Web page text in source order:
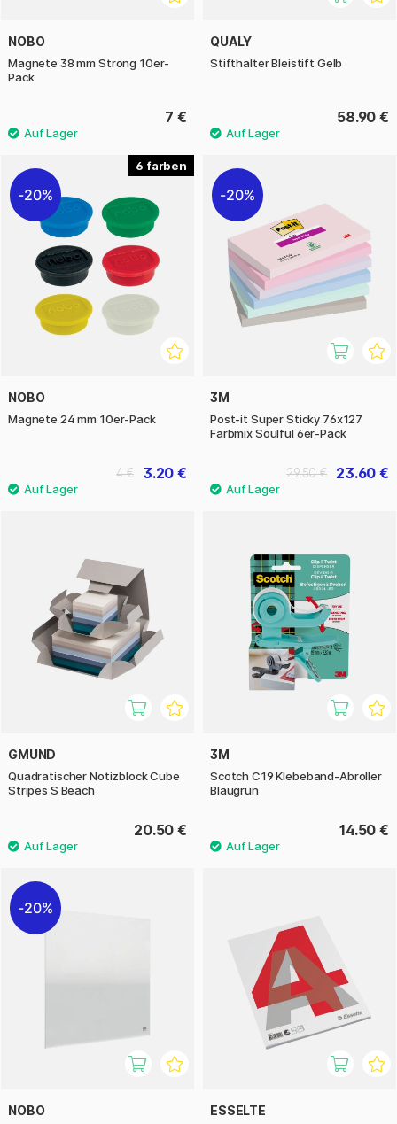
NOBO
Magnete 38 mm Strong 10er-
Pack
7 €
QUALY
Stifthalter Bleistift Gelb
58.90 €
6
20%
NOBO
Magnete 24 mm 10er-Pack
3.20 €
4 €
20%
3M
Post-it Super Sticky 76x127
Farbmix Soulful 6er-Pack
23.60 €
29.50 €
GMUND
Quadratischer Notizblock Cube
Stripes S Beach
20.50 €
3M
Scotch C19 Klebeband-Abroller
Blaugrün
14.50 €
20%
NOBO ESSELTE